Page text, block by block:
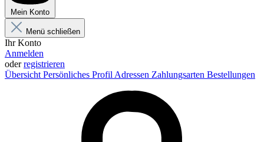
Mein Konto
Menü schließen
Ihr Konto
Anmelden
oderregistrieren
Übersicht Persönliches Profil Adressen Zahlungsarten Bestellungen